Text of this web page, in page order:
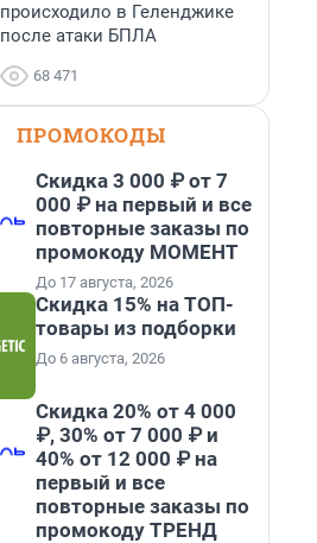
происходило в Геленджике
после атаки БПЛА
68 471
ПРОМОКОДЫ
Скидка 3 000 ₽ от 7
000 ₽ на первый и все
повторные заказы по
промокоду МОМЕНТ
До 17 августа, 2026
Скидка 15% на ТОП-
товары из подборки
До 6 августа, 2026
Скидка 20% от 4 000
₽, 30% от 7 000 ₽ и
40% от 12 000 ₽ на
первый и все
повторные заказы по
промокоду ТРЕНД